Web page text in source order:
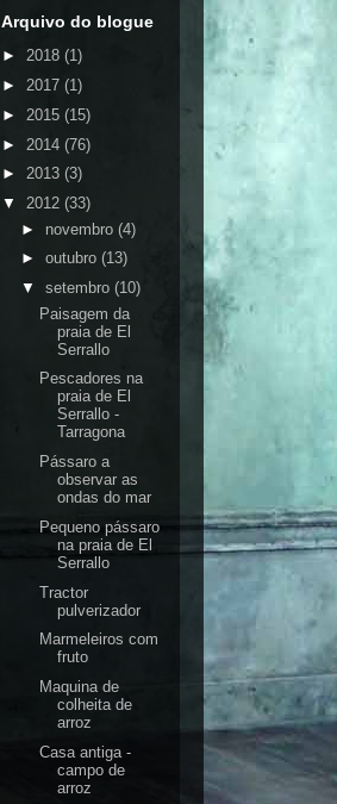
Arquivo do blogue
► 2018 (1)
► 2017 (1)
► 2015 (15)
► 2014 (76)
► 2013 (3)
▼ 2012 (33)
► novembro (4)
► outubro (13)
▼ setembro (10)
Paisagem da
praia de El
Serrallo
Pescadores na
praia de El
Serrallo -
Tarragona
Pássaro a
observar as
ondas do mar
Pequeno pássaro
na praia de El
Serrallo
Tractor
pulverizador
Marmeleiros com
fruto
Maquina de
colheita de
arroz
Casa antiga -
campo de
arroz